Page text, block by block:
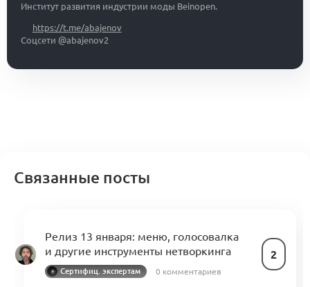
Институт развития индустрии моды Beinopen.
https://t.me/abajenov
Соцсети @abajenov2
Связанные посты
Релиз 13 января: меню, голосовалка
и другие инструменты нетворкинга
2
Сертифиц. экспертам 0 комментариев